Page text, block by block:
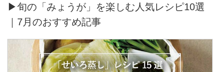
▶旬の「みょうが」を楽しむ人気レシピ10選
｜7月のおすすめ記事